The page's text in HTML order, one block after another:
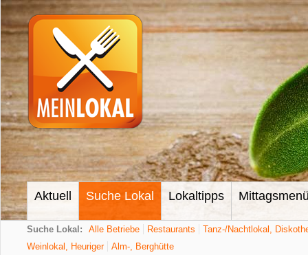
Aktuell Suche Lokal Lokaltipps
Suche Lokal: Alle Betriebe Restaurants
Tanz-/Nachtlokal,
Weinlokal, Heuriger
Alm-, Berghütte